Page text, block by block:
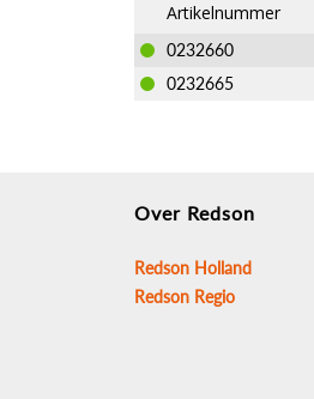
Artikelnummer
0232660
0232665
Over Redson
Redson Holland
Redson Regio